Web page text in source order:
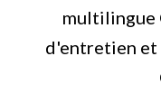
multilingue
d'entretien et